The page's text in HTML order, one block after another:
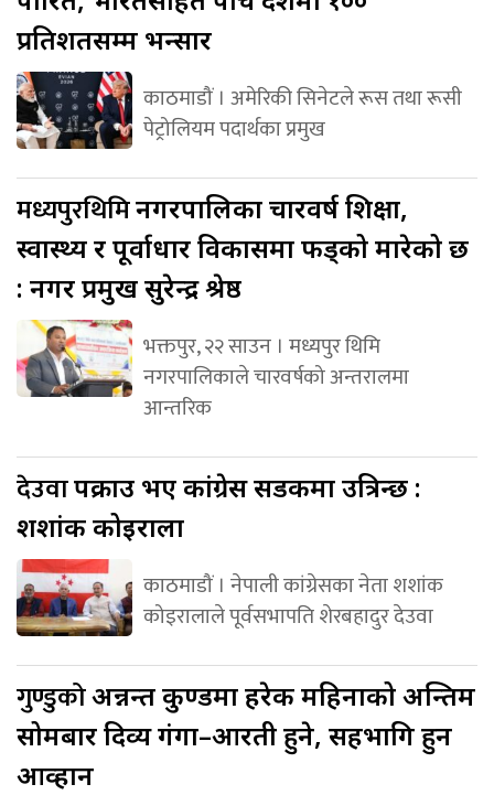
प्रतिशतसम्म भन्सार
काठमाडौं । अमेरिकी सिनेटले रूस तथा रूसी
पेट्रोलियम पदार्थका प्रमुख
मध्यपुरथिमिनगरपालिका चारवर्ष शिक्षा,
स्वास्थ्य र पूर्वाधार विकासमा फड्को मारेको छ
: नगर प्रमुख सुरेन्द्र श्रेष्ठ
भक्तपुर, २२ साउन । मध्यपुर थिमि
नगरपालिकाले चारवर्षको अन्तरालमा
आन्तरिक
देउवापक्राउ भए कांग्रेस सडकमा उत्रिन्छ :
शशांक कोइराला
काठमाडौं । नेपाली कांग्रेसका नेता शशांक
कोइरालाले पूर्वसभापति शेरबहादुर देउवा
गुण्डुकोअन्नन्त कुण्डमा हरेक महिनाको अन्तिम
सोमबार दिव्य गंगा–आरती हुने, सहभागि हुन
आव्हान